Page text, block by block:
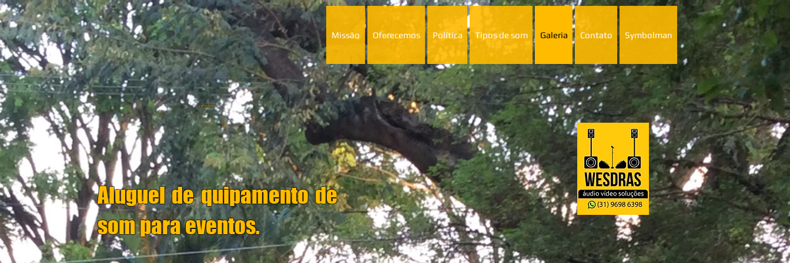
Missão Oferecemos Política Tipos de som Galeria Contato Symbolman
Verosfobia
Aluguel de quipamento de
som para eventos.